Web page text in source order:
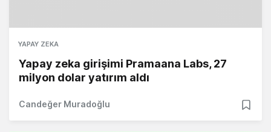
YAPAY ZEKA
Yapay zeka girişimi Pramaana Labs, 27
milyon dolar yatırım aldı
Candeğer Muradoğlu